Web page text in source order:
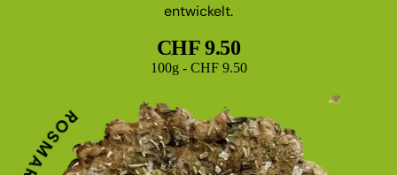
entwickelt.
CHF 9.50
Grundpreis
100g - CHF 9.50